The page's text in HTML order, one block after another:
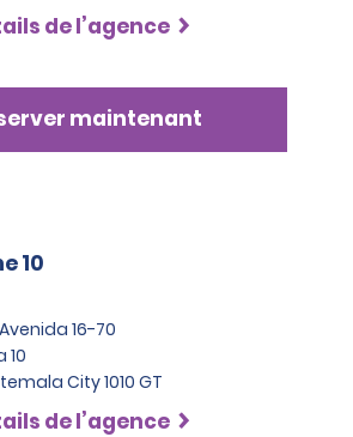
de l’agence
maintenant
10
16-70
10
City 1010 GT
de l’agence